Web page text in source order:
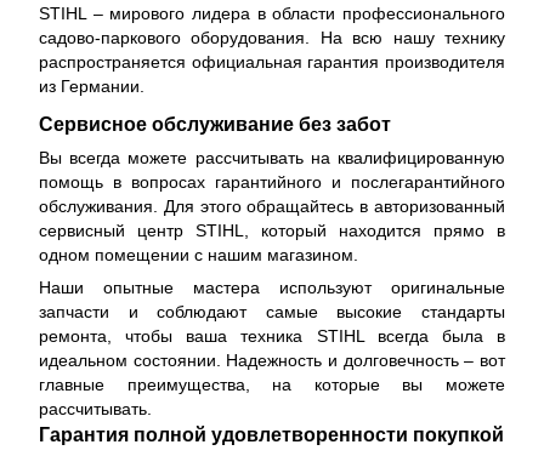
STIHL – мирового лидера в области профессионального
садово-паркового оборудования. На всю нашу технику
распространяется официальная гарантия производителя
из Германии.
Сервисное обслуживание без забот
Вы всегда можете рассчитывать на квалифицированную
помощь в вопросах гарантийного и послегарантийного
обслуживания. Для этого обращайтесь в авторизованный
сервисный центр STIHL, который находится прямо в
одном помещении с нашим магазином.
Наши опытные мастера используют оригинальные
запчасти и соблюдают самые высокие стандарты
ремонта, чтобы ваша техника STIHL всегда была в
идеальном состоянии. Надежность и долговечность – вот
главные преимущества, на которые вы можете
рассчитывать.
Гарантия полной удовлетворенности покупкой